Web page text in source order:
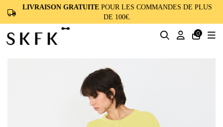
LIVRAISON GRATUITE POUR LES COMMANDES DE PLUS
DE 100€.
0